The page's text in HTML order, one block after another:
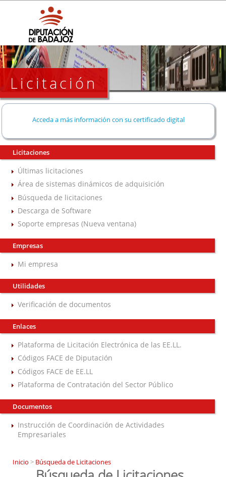
Licitación
Acceda a más información con su certificado digital
Licitaciones
Últimas licitaciones
Área de sistemas dinámicos de adquisición
Búsqueda de licitaciones
Descarga de Software
Soporte empresas (Nueva ventana)
Empresas
Mi empresa
Utilidades
Verificación de documentos
Enlaces
Plataforma de Licitación Electrónica de las EE.LL.
Códigos FACE de Diputación
Códigos FACE de EE.LL
Plataforma de Contratación del Sector Público
Documentos
Instrucción de Coordinación de Actividades
Empresariales
Inicio > Búsqueda de Licitaciones